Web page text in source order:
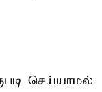
செய்யாமல்